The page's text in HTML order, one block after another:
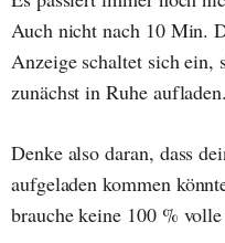
Auch nicht nach 10 Min.
Anzeige schaltet sich ein,
zunächst in Ruhe aufladen.
Denke also daran, dass
aufgeladen kommen
brauche keine 100 %